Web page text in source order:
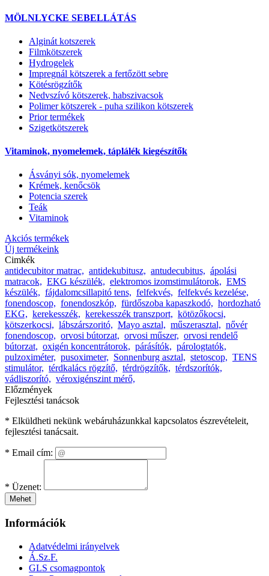
MÖLNLYCKE SEBELLÁTÁS
Alginát kotszerek
Filmkötszerek
Hydrogelek
Impregnál kötszerek a fertőzött sebre
Kötésrögzítők
Nedvszívó kötszerek, habszivacsok
Polimer kötszerek - puha szilikon kötszerek
Prior termékek
Szigetkötszerek
Vitaminok, nyomelemek, táplálék kiegészítők
Ásványi sók, nyomelemek
Krémek, kenőcsök
Potencia szerek
Teák
Vitaminok
Akciós termékek
Új termékeink
Cimkék
antidecubitor matrac, antidekubitusz, antudecubitus, ápolási
matracok, EKG készülék, elektromos izomstimulátorok, EMS
készülék, fájdalomcsillapitó tens, felfekvés, felfekvés kezelése,
fonendoscop, fonendoszkóp, fürdőszoba kapaszkodó, hordozható
EKG, kerekesszék, kerekesszék transzport, kötözőkocsi,
kötszerkocsi, lábszárszoritó, Mayo asztal, műszerasztal, nővér
fonendoscop, orvosi bútorzat, orvosi műszer, orvosi rendelő
bútorzat, oxigén koncentrátorok, párásítók, párologtatók,
pulzoximéter, pusoximeter, Sonnenburg asztal, stetoscop, TENS
stimulátor, térdkalács rögzítő, térdrögzítők, térdszorítók,
vádliszorító, véroxigénszint mérő,
Előzmények
Fejlesztési tanácsok
* Elküldheti nekünk webáruházunkkal kapcsolatos észrevételeit,
fejlesztési tanácsait.
* Email cím:
* Üzenet:
Mehet
Információk
Adatvédelmi irányelvek
Á.Sz.F.
GLS csomagpontok